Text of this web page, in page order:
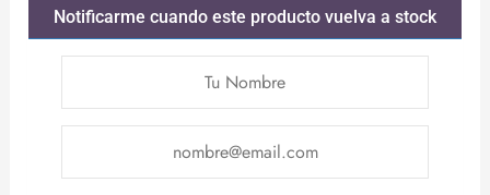
Notificarme cuando este producto vuelva a stock